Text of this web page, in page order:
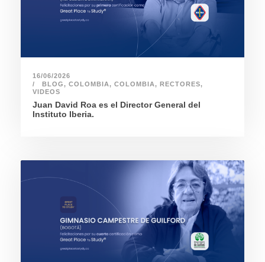
16/06/2026
BLOG, COLOMBIA, COLOMBIA, RECTORES,
VIDEOS
Juan David Roa es el Director General del
Instituto Iberia.